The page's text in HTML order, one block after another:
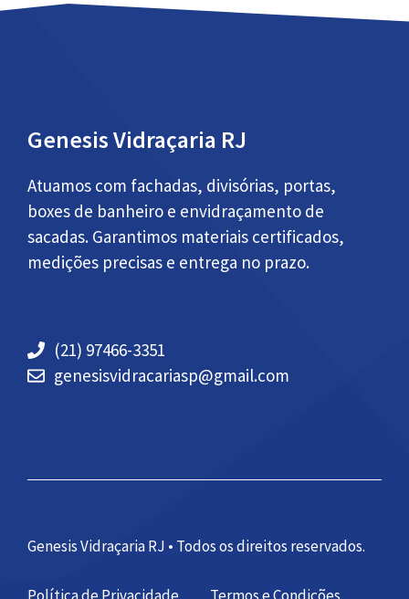
Genesis Vidraçaria RJ
Atuamos com fachadas, divisórias, portas,
boxes de banheiro e envidraçamento de
sacadas. Garantimos materiais certificados,
medições precisas e entrega no prazo.
(21) 97466-3351
genesisvidracariasp@gmail.com
Genesis Vidraçaria RJ • Todos os direitos reservados.
Política de Privacidade Termos e Condições